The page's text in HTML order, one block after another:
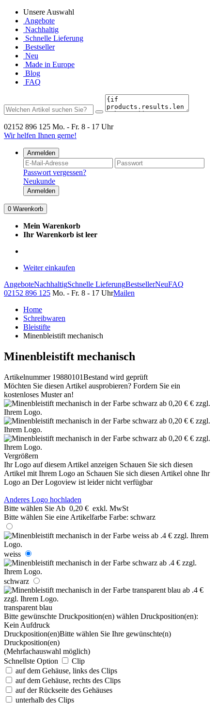
Unsere Auswahl
Angebote
Nachhaltig
Schnelle Lieferung
Bestseller
Neu
Made in Europe
Blog
FAQ
02152 896 125 Mo. - Fr. 8 - 17 Uhr
Wir helfen Ihnen gerne!
Anmelden
Passwort vergessen?
Neukunde
Anmelden
0 Warenkorb
Mein Warenkorb
Ihr Warenkorb ist leer
Weiter einkaufen
AngeboteNachhaltigSchnelle LieferungBestsellerNeuFAQ
02152 896 125 Mo. - Fr. 8 - 17 UhrMailen
Home
Schreibwaren
Bleistifte
Minenbleistift mechanisch
Minenbleistift mechanisch
Artikelnummer 19880101Bestand wird geprüft
Möchten Sie diesen Artikel ausprobieren? Fordern Sie ein
kostenloses Muster an!
Vergrößern
Ihr Logo auf diesem Artikel anzeigen Schauen Sie sich diesen
Artikel mit Ihrem Logo an Schauen Sie sich diesen Artikel ohne Ihr
Logo an Der Logoview ist leider nicht verfügbar
Anderes Logo hochladen
Bitte wählen Sie Ab 0,20 € exkl. MwSt
Bitte wählen Sie eine Artikelfarbe Farbe: schwarz
weiss
schwarz
transparent blau
Bitte gewünschte Druckposition(en) wählen Druckposition(en):
Kein Aufdruck
Druckposition(en)Bitte wählen Sie Ihre gewünschte(n)
Druckposition(en)
(Mehrfachauswahl möglich)
Schnellste Option
Clip
auf dem Gehäuse, links des Clips
auf dem Gehäuse, rechts des Clips
auf der Rückseite des Gehäuses
unterhalb des Clips